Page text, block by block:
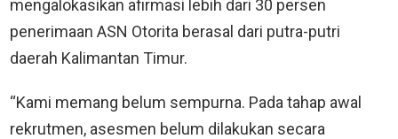
mengalokasikan afirmasi lebih dari 30 persen
penerimaan ASN Otorita berasal dari putra-putri
daerah Kalimantan Timur.
“Kami memang belum sempurna. Pada tahap awal
rekrutmen, asesmen belum dilakukan secara